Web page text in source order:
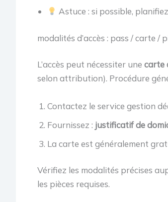
Astuce : si possible,
modalités d’accès : pass / carte /
L’accès peut nécessiter une carte
selon attribution). Procédure
Contactez le service gestion
Fournissez : justificatif de
La carte est généralement
Vérifiez les modalités précises
les pièces requises.